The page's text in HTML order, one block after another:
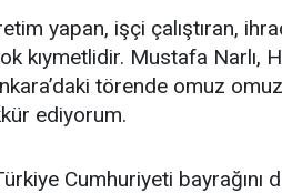
yapan, işçi çalıştıran,
kıymetlidir. Mustafa Narlı,
törende omuz
ediyorum.
Cumhuriyeti bayrağını